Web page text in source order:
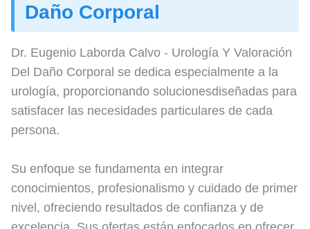
Daño Corporal
Dr. Eugenio Laborda Calvo - Urología Y Valoración
Del Daño Corporal se dedica especialmente a la
urología, proporcionando solucionesdiseñadas para
satisfacer las necesidades particulares de cada
persona.
Su enfoque se fundamenta en integrar
conocimientos, profesionalismo y cuidado de primer
nivel, ofreciendo resultados de confianza y de